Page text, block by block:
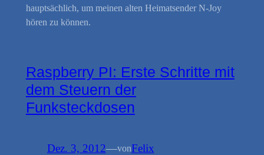
hauptsächlich, um meinen alten Heimatsender N-Joy
hören zu können.
Raspberry PI: Erste Schritte mit
dem Steuern der
Funksteckdosen
Dez. 3, 2012—vonFelix